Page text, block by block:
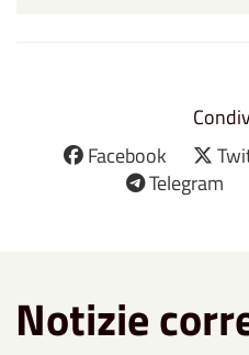
Facebook
Telegram
Notizie